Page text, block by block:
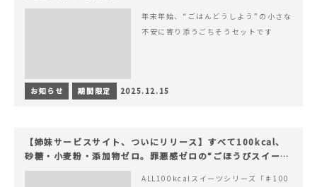
年末年始、“ごはんどうしよう”の小さな
不安に寄り添うごちそうセットです
お知らせ 期間限定 2025.12.15
【姉妹サービスサイト、ついにリリース】すべて100kcal、
砂糖・小麦粉・添加物ゼロ。罪悪感ゼロの“ごほうびスイー
ツ”『#100（シャープ100）』
ALL100kcalスイーツシリーズ「♯100